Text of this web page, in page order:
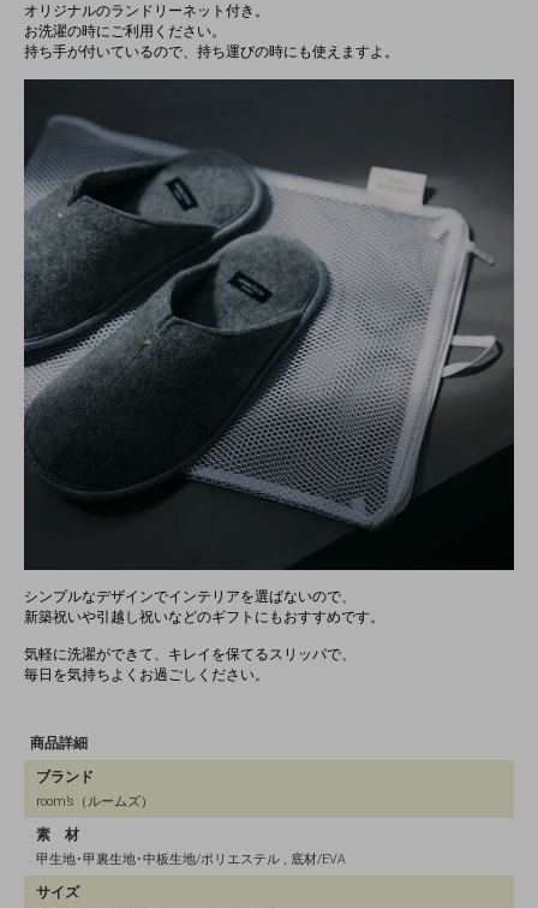
オリジナルのランドリーネット付き。
お洗濯の時にご利用ください。
持ち手が付いているので、持ち運びの時にも使えますよ。
シンプルなデザインでインテリアを選ばないので、
新築祝いや引越し祝いなどのギフトにもおすすめです。
気軽に洗濯ができて、キレイを保てるスリッパで、
毎日を気持ちよくお過ごしください。
商品詳細
ブランド
room’s（ルームズ）
素 材
甲生地･甲裏生地･中板生地/ポリエステル , 底材/EVA
サイズ